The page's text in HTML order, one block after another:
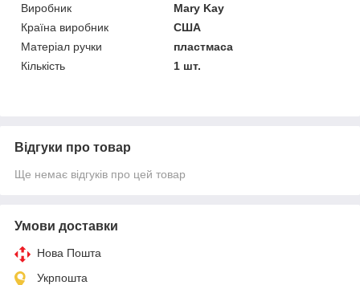
Виробник
Mary Kay
Країна виробник
США
Матеріал ручки
пластмаса
Кількість
1 шт.
Відгуки про товар
Ще немає відгуків про цей товар
Умови доставки
Нова Пошта
Укрпошта